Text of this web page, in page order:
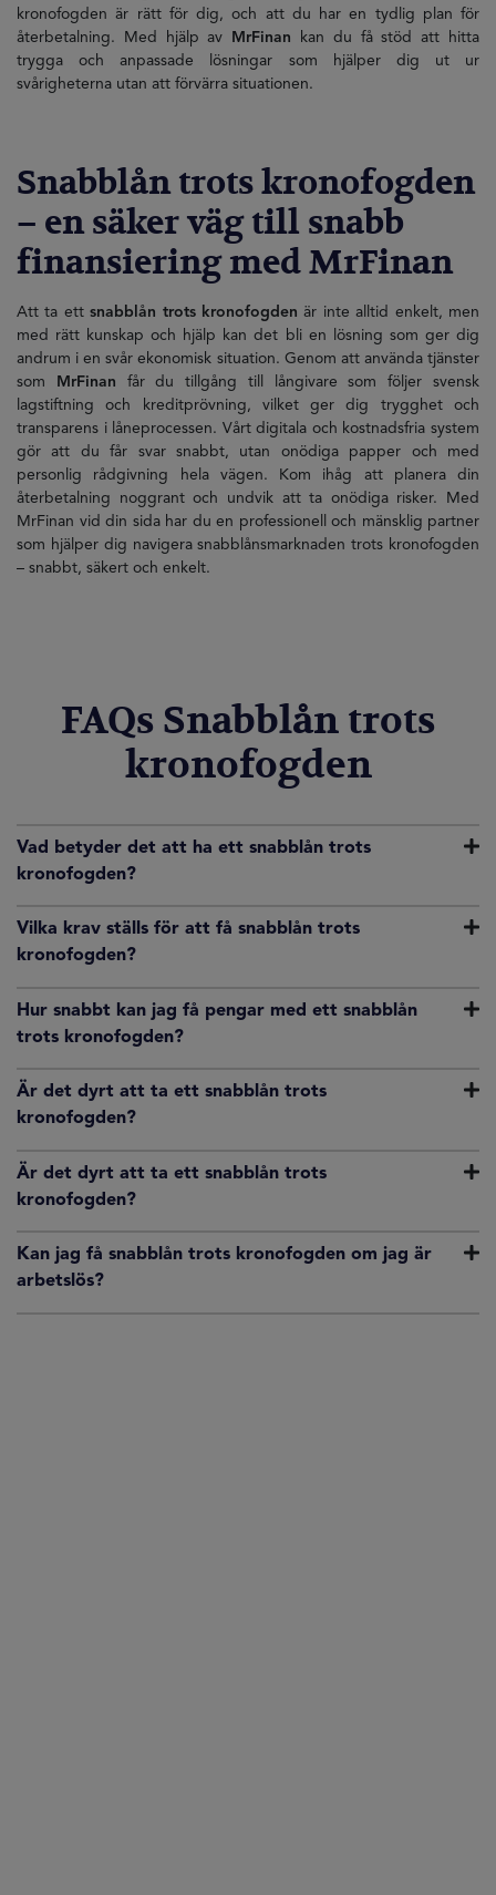
kronofogden är rätt för dig, och att du har en tydlig plan för
återbetalning. Med hjälp av
MrFinan kan du få stöd att hitta
trygga och anpassade lösningar som hjälper dig ut ur
svårigheterna utan att förvärra situationen.
Snabblån trots kronofogden
– en säker väg till snabb
finansiering med MrFinan
Att ta ettsnabblån trots kronofogdenär inte alltid enkelt, men
med rätt kunskap och hjälp kan det bli en lösning som ger dig
andrum i en svår ekonomisk situation. Genom att använda tjänster
som MrFinan får du tillgång till långivare som följer svensk
lagstiftning och kreditprövning, vilket ger dig trygghet och
transparens i låneprocessen. Vårt digitala och kostnadsfria system
gör att du får svar snabbt, utan onödiga papper och med
personlig rådgivning hela vägen. Kom ihåg att planera din
återbetalning noggrant och undvik att ta onödiga risker. Med
MrFinan vid din sida har du en professionell och mänsklig partner
som hjälper dig navigera snabblånsmarknaden trots kronofogden
– snabbt, säkert och enkelt.
FAQs Snabblån trots
kronofogden
Vad betyder det att ha ett snabblån trots
kronofogden?
Vilka krav ställs för att få snabblån trots
kronofogden?
Hur snabbt kan jag få pengar med ett snabblån
trots kronofogden?
Är det dyrt att ta ett snabblån trots
kronofogden?
Är det dyrt att ta ett snabblån trots
kronofogden?
Kan jag få snabblån trots kronofogden om jag är
arbetslös?